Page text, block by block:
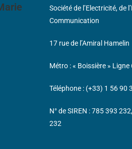
Société de l’Electricité, de
Communication
17 rue de l’Amiral Hamelin
Métro : « Boissière » Ligne
Téléphone : (+33) 1 56 90
N° de SIREN : 785 393
232